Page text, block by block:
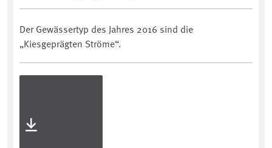
Der Gewässertyp des Jahres 2016 sind die
„Kiesgeprägten Ströme“.